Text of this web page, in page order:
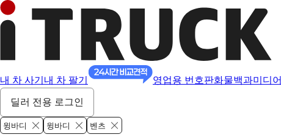
내 차 사기 내 차 팔기 영업용 번호판화물백과미디어
딜러 전용 로그인
윙바디 윙바디 벤츠